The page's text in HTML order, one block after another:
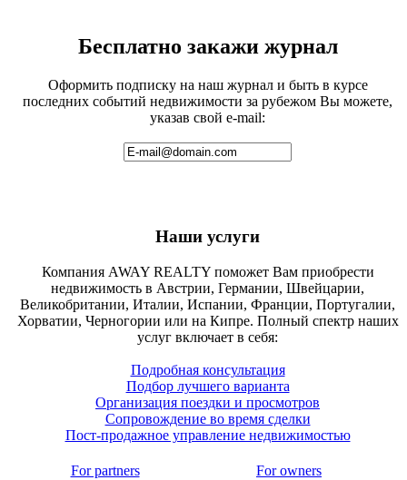
Бесплатно закажи журнал
Оформить подписку на наш журнал и быть в курсе
последних событий недвижимости за рубежом Вы можете,
указав свой e-mail:
Наши услуги
Компания AWAY REALTY поможет Вам приобрести
недвижимость в Австрии, Германии, Швейцарии,
Великобритании, Италии, Испании, Франции, Португалии,
Хорватии, Черногории или на Кипре. Полный спектр наших
услуг включает в себя:
Подробная консультация
Подбор лучшего варианта
Организация поездки и просмотров
Сопровождение во время сделки
Пост-продажное управление недвижимостью
For partners For owners